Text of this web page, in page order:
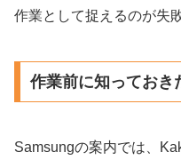
作業として捉えるのが失
作業前に知っておき
Samsungの案内では、